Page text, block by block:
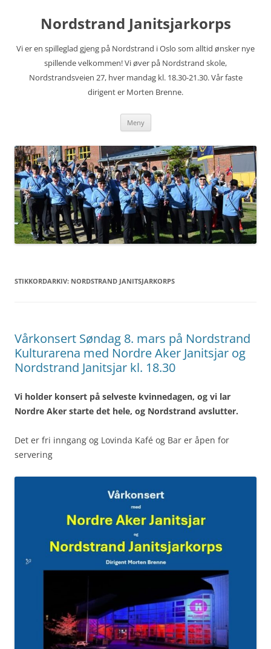
innholdNordstrand Janitsjarkorps
Vi er en spilleglad gjeng på Nordstrand i Oslo som alltid ønsker nye
spillende velkommen! Vi øver på Nordstrand skole,
Nordstrandsveien 27, hver mandag kl. 18.30-21.30. Vår faste
dirigent er Morten Brenne.
Meny
STIKKORDARKIV: NORDSTRAND JANITSJARKORPS
Vårkonsert Søndag 8. mars på Nordstrand
Kulturarena med Nordre Aker Janitsjar og
Nordstrand Janitsjar kl. 18.30
Vi holder konsert på selveste kvinnedagen, og vi lar
Nordre Aker starte det hele, og Nordstrand avslutter.
Det er fri inngang og Lovinda Kafé og Bar er åpen for
servering